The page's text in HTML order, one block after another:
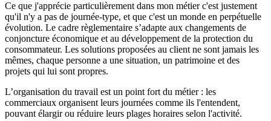
Ce que j'apprécie particulièrement dans mon métier c'est justement
qu'il n'y a pas de journée-type, et que c'est un monde en perpétuelle
évolution. Le cadre règlementaire s’adapte aux changements de
conjoncture économique et au développement de la protection du
consommateur. Les solutions proposées au client ne sont jamais les
mêmes, chaque personne a une situation, un patrimoine et des
projets qui lui sont propres.
L’organisation du travail est un point fort du métier : les
commerciaux organisent leurs journées comme ils l'entendent,
pouvant élargir ou réduire leurs plages horaires selon l'activité.